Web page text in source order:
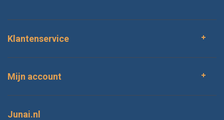
Klantenservice
Mijn account
Junai.nl